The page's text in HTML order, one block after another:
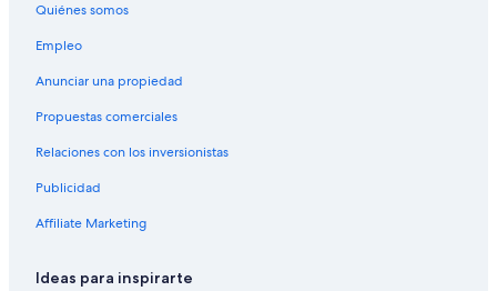
Hilton Hotels en Papeete
Hoteles con spa en Papeete
Hoteles para ir de compras en Papeete
Hoteles de lujo en Papeete
Hoteles en la playa en Papeete
Hoteles románticos en Papeete
Hoteles con estacionamiento en Papeete
Quiénes somos
Empleo
Anunciar una propiedad
Propuestas comerciales
Relaciones con los inversionistas
Publicidad
Affiliate Marketing
Ideas para inspirarte